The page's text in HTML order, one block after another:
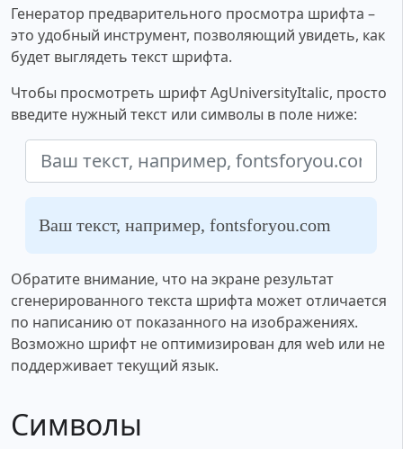
Генератор предварительного просмотра шрифта –
это удобный инструмент, позволяющий увидеть, как
будет выглядеть текст шрифта.
Чтобы просмотреть шрифт AgUniversityItalic, просто
введите нужный текст или символы в поле ниже:
Ваш текст, например, fontsforyou.com
Обратите внимание, что на экране результат
сгенерированного текста шрифта может отличается
по написанию от показанного на изображениях.
Возможно шрифт не оптимизирован для web или не
поддерживает текущий язык.
Символы